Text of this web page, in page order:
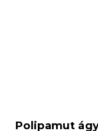
Polipamut